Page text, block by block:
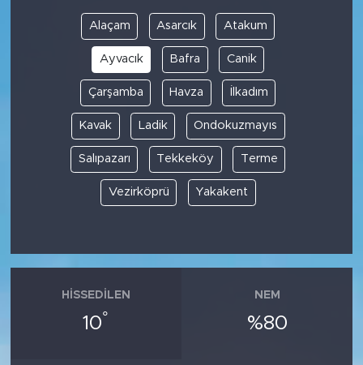
Alaçam Asarcık Atakum
Ayvacık Bafra Canik
Çarşamba Havza İlkadım
Kavak Ladik Ondokuzmayıs
Salıpazarı Tekkeköy Terme
Vezirköprü Yakakent
HISSEDILEN
10°
NEM
%80